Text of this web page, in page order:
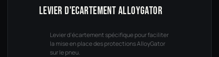
LEVIER D'ECARTEMENT ALLOYGATOR
Levier d'écartement spécifique pour faciliter
la mise en place des protections AlloyGator
sur le pneu.